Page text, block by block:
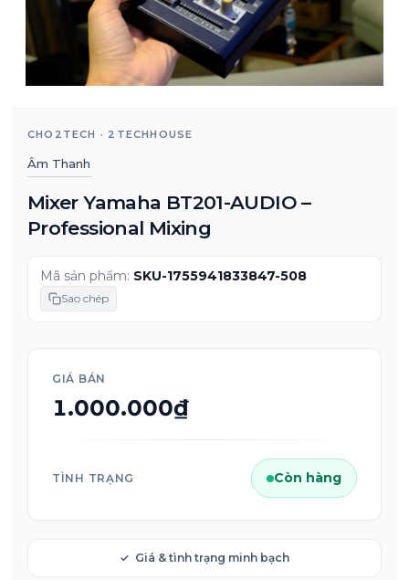
CHO2TECH · 2TECHHOUSE
Âm Thanh
Mixer Yamaha BT201-AUDIO –
Professional Mixing
Mã sản phẩm: SKU-1755941833847-508
Sao chép
GIÁ BÁN
1.000.000₫
TÌNH TRẠNG Còn hàng
✓ Giá & tình trạng minh bạch